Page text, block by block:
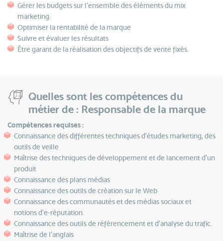
Gérer les budgets sur l’ensemble des éléments du mix
marketing.
Optimiser la rentabilité de la marque
Suivre et évaluer les résultats
Être garant de la réalisation des objectifs de vente fixés.
Quelles sont les compétences du
métier de : Responsable de la marque
Compétences requises :
Connaissance des différentes techniques d’études marketing, des
outils de veille
Maîtrise des techniques de développement et de lancement d’un
produit
Connaissance des plans médias
Connaissance des outils de création sur le Web
Connaissance des communautés et des médias sociaux et
notions d’e-réputation.
Connaissance des outils de référencement et d’analyse du trafic.
Maîtrise de l’anglais